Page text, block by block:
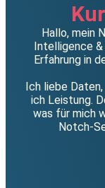
Hallo, mein
Intelligence
Erfahrung in
Ich liebe
ich Leistung.
was für mich
Notch-